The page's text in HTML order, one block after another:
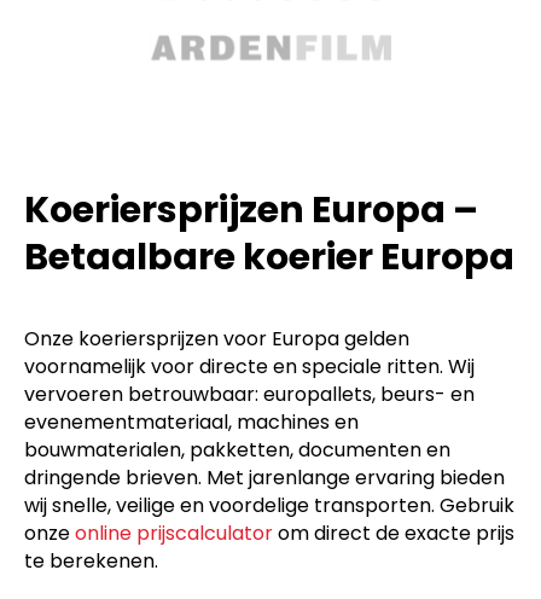
Koeriersprijzen Europa –
Betaalbare koerier Europa
Onze koeriersprijzen voor Europa gelden
voornamelijk voor directe en speciale ritten. Wij
vervoeren betrouwbaar: europallets, beurs- en
evenementmateriaal, machines en
bouwmaterialen, pakketten, documenten en
dringende brieven. Met jarenlange ervaring bieden
wij snelle, veilige en voordelige transporten. Gebruik
onzeonline prijscalculatorom direct de exacte prijs
te berekenen.